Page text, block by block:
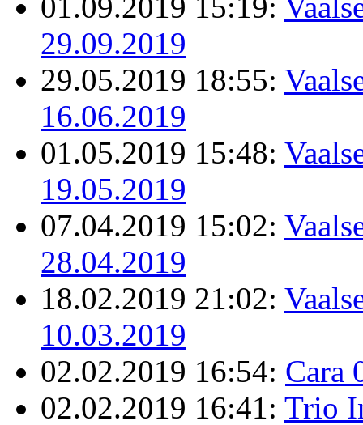
29.09.2019
29.05.2019 18:55:
16.06.2019
01.05.2019 15:48:
19.05.2019
07.04.2019 15:02:
28.04.2019
18.02.2019 21:02:
10.03.2019
02.02.2019 16:54: Cara
02.02.2019 16:41: Trio